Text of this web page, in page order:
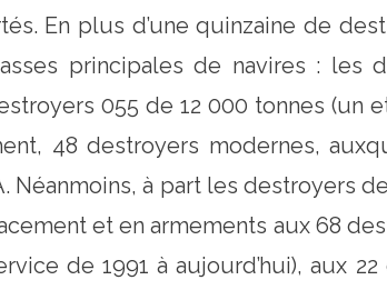
En plus d’une quinzaine de
principales de navires : les
055 de 12 000 tonnes (un
48 destroyers modernes,
Néanmoins, à part les destroyers
et en armements aux 68
de 1991 à aujourd’hui), aux